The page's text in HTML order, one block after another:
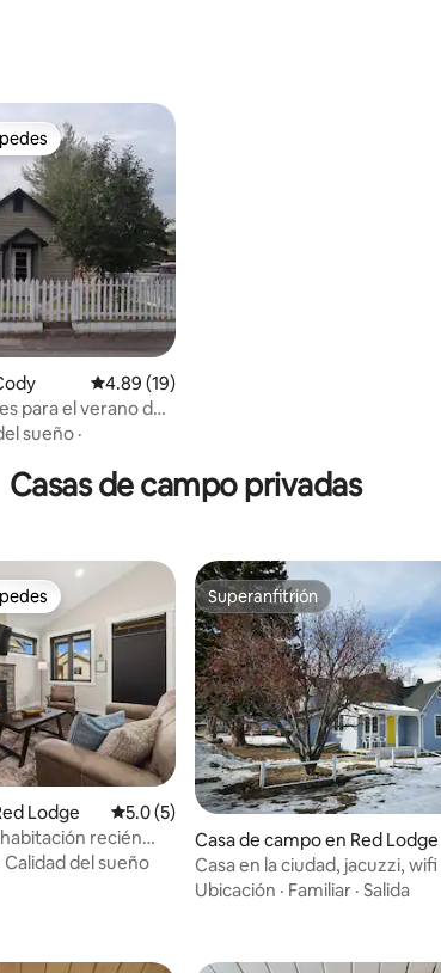
evaluacionesCalificación promedio: 4.89 de 5; 19
4.89 (19)
para el verano de
sueño ·
Casas de campo privadas
8 evaluaciones
Lodge Calificación promedio: 5.0 de 5; 5
5.0 (5)
recién
Cottages n.º 1
Calidad del sueño
Superanfitrión
Superanfitrión
Casa de campo en Red Lodge
Casa en la ciudad, jacuzzi, wifi
minutos de esquiar
Ubicación · Familiar · Salida